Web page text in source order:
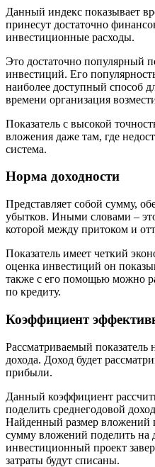
Данный индекс показывает
принесут достаточно
инвестиционные расходы.
Это достаточно популярный
инвестиций. Его
наиболее доступный способ
времени организация
Показатель с высокой
вложения даже там, где
система.
Норма доходности
Представляет собой сумму,
убытков. Иными словами –
которой между притоком и
Показатель имеет четкий
оценка инвестиций он
также с его помощью можно
по кредиту.
Коэффициент
Рассматриваемый показатель
дохода. Доход будет
прибыли.
Данный коэффициент
поделить среднегодовой
Найденный размер вложений
сумму вложений поделить на
инвестиционный проект
затраты будут списаны.